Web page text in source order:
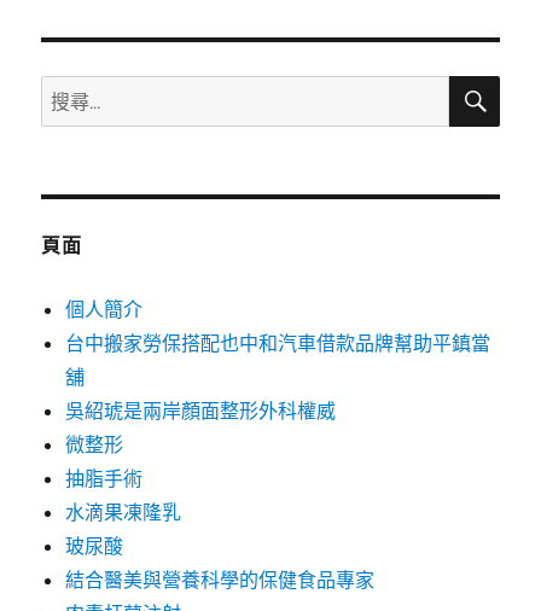
搜
尋
鍵
搜
頁面
個人簡介
台中搬家勞保搭配也中和汽車借款品牌幫助平鎮當
舖
吳紹琥是兩岸顏面整形外科權威
微整形
抽脂手術
水滴果凍隆乳
玻尿酸
結合醫美與營養科學的保健食品專家